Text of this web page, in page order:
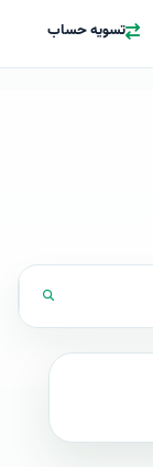
تسویه حساب